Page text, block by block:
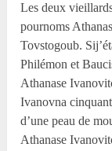
Les deux
pournoms
Tovstogoub.
Philémon et
Athanase
Ivanovna
d’une peau de
Athanase